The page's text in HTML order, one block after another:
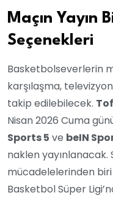
Maçın Yayın
Seçenekleri
Basketbolseverlerin
karşılaşma,
takip edilebilecek.
Nisan 2026 Cuma
Sports 5 ve beIN
naklen yayınlanacak.
mücadelelerinden biri
Basketbol Süper